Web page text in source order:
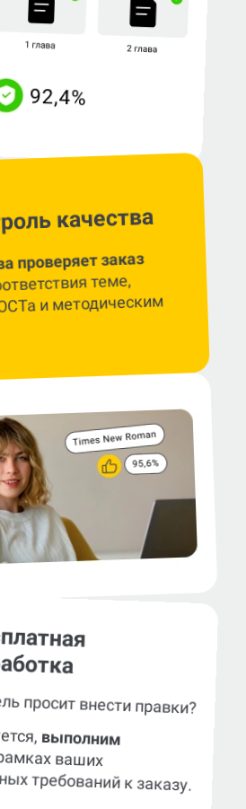
качества
проверяет заказ
теме,
и методическим
просит внести правки?
выполним
ваших
требований к заказу.